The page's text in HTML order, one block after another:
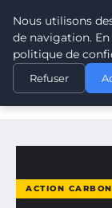
CLIMATE
ACCUEIL
EMBRASSER
ACTION
Nous utilisons
de navigation.
politique de
Refuser